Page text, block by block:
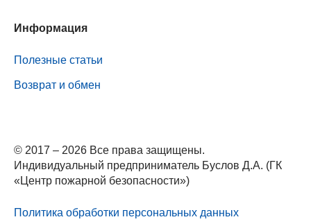
Информация
Полезные статьи
Возврат и обмен
© 2017 – 2026 Все права защищены.
Индивидуальный предприниматель Буслов Д.А. (ГК
«Центр пожарной безопасности»)
Политика обработки персональных данных